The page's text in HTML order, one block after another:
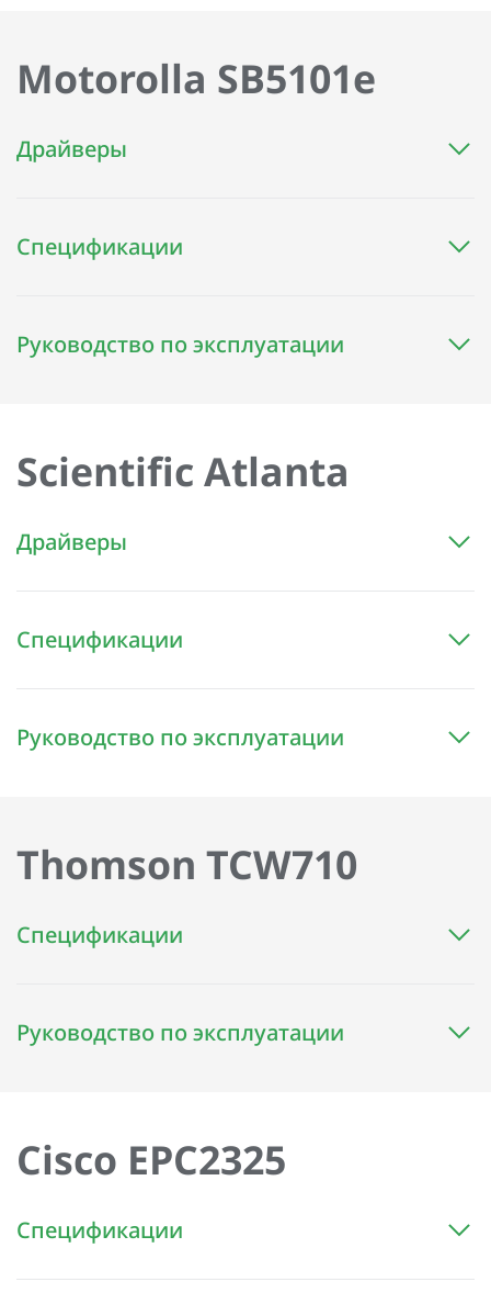
Motorolla SB5101e
Драйверы
Спецификации
Руководство по эксплуатации
Scientific Atlanta
Драйверы
Спецификации
Руководство по эксплуатации
Thomson TCW710
Спецификации
Руководство по эксплуатации
Cisco EPC2325
Спецификации